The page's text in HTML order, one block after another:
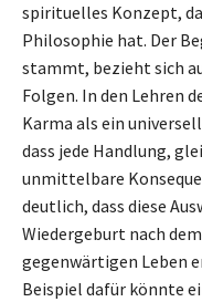
spirituelles Konzept,
Philosophie hat. Der
stammt, bezieht sich
Folgen. In den Lehren
Karma als ein
dass jede Handlung,
unmittelbare
deutlich, dass diese
Wiedergeburt nach
gegenwärtigen Leben
Beispiel dafür könnte